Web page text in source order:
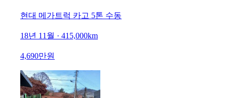
현대 메가트럭 카고 5톤 수동
18년 11월 · 415,000km
4,690만원